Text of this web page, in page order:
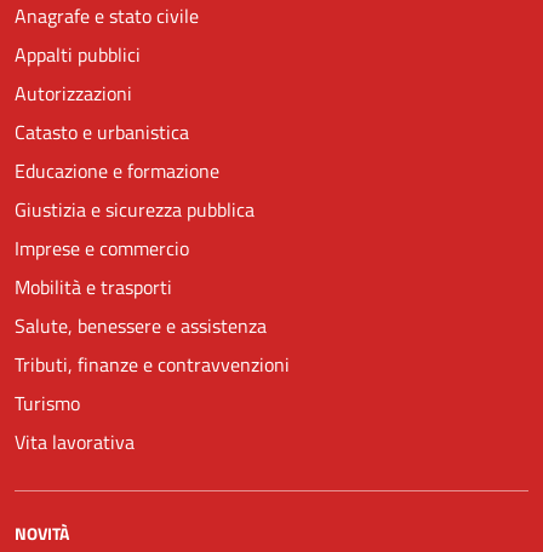
Anagrafe e stato civile
Appalti pubblici
Autorizzazioni
Catasto e urbanistica
Educazione e formazione
Giustizia e sicurezza pubblica
Imprese e commercio
Mobilità e trasporti
Salute, benessere e assistenza
Tributi, finanze e contravvenzioni
Turismo
Vita lavorativa
NOVITÀ